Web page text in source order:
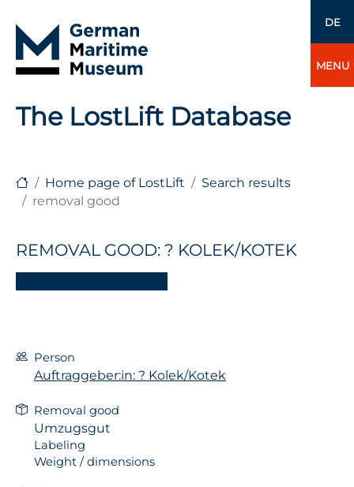
DE
MENU
The LostLift Database
Home page of LostLift
Search results
removal good
REMOVAL GOOD: ? KOLEK/KOTEK
Person
Auftraggeber:in: ? Kolek/Kotek
Removal good
Umzugsgut
Labeling
Weight / dimensions